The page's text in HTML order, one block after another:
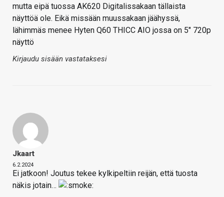
mutta eipä tuossa AK620 Digitalissakaan tällaista
näyttöä ole. Eikä missään muussakaan jäähyssä,
lähimmäs menee Hyten Q60 THICC AIO jossa on 5" 720p
näyttö
Kirjaudu sisään vastataksesi
Jkaart
6.2.2024
Ei jatkoon! Joutus tekee kylkipeltiin reijän, että tuosta
näkis jotain…